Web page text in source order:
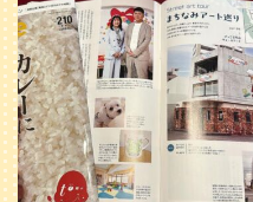
本日発売のオトンvol.210号に掲載さ
れました！...
28 1